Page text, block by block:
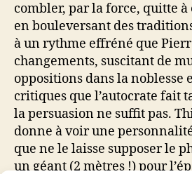
combler, par la force, quitte
en bouleversant des
à un rythme effréné que
changements, suscitant de
oppositions dans la noblesse
critiques que l’autocrate fait
la persuasion ne suffit pas.
donne à voir une
que ne le laisse supposer le
un géant (2 mètres !) pour